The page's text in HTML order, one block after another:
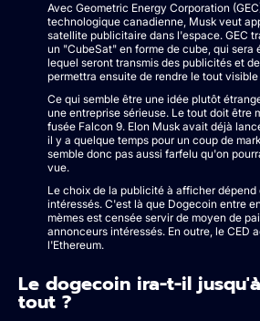
Avec Geometric Energy Corporation
technologique canadienne, Musk veut
satellite publicitaire dans l'espace. GEC
un "CubeSat" en forme de cube, qui sera
lequel seront transmis des publicités et
permettra ensuite de rendre le tout
Ce qui semble être une idée plutôt
une entreprise sérieuse. Le tout doit être
fusée Falcon 9. Elon Musk avait déjà
il y a quelque temps pour un coup de
semble donc pas aussi farfelu qu'on
vue.
Le choix de la publicité à afficher dépend
intéressés. C'est là que Dogecoin entre
mèmes est censée servir de moyen de
annonceurs intéressés. En outre, le CED
l'Ethereum.
Le dogecoin ira-t-il
tout ?